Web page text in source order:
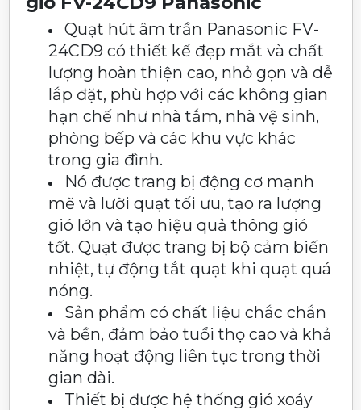
Quạt hút âm trần Panasonic FV-
24CD9 có thiết kế đẹp mắt và chất
lượng hoàn thiện cao, nhỏ gọn và dễ
lắp đặt, phù hợp với các không gian
hạn chế như nhà tắm, nhà vệ sinh,
phòng bếp và các khu vực khác
trong gia đình.
Nó được trang bị động cơ mạnh
mẽ và lưỡi quạt tối ưu, tạo ra lượng
gió lớn và tạo hiệu quả thông gió
tốt. Quạt được trang bị bộ cảm biến
nhiệt, tự động tắt quạt khi quạt quá
nóng.
Sản phẩm có chất liệu chắc chắn
và bền, đảm bảo tuổi thọ cao và khả
năng hoạt động liên tục trong thời
gian dài.
Thiết bị được hệ thống gió xoáy